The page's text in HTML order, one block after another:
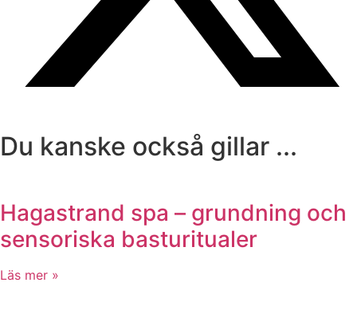
Du kanske också gillar ...
Hagastrand spa – grundning och
sensoriska basturitualer
Läs mer »